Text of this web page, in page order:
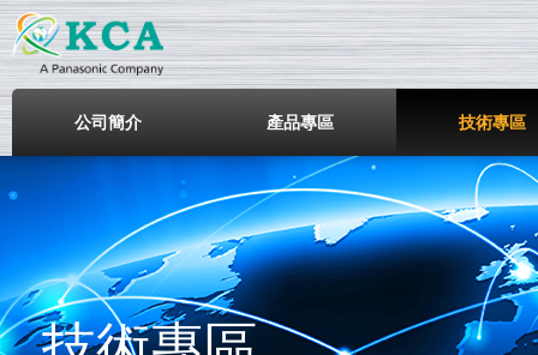
鎧鋒企業股份有限公司
公司簡介 產品專區 技術專區